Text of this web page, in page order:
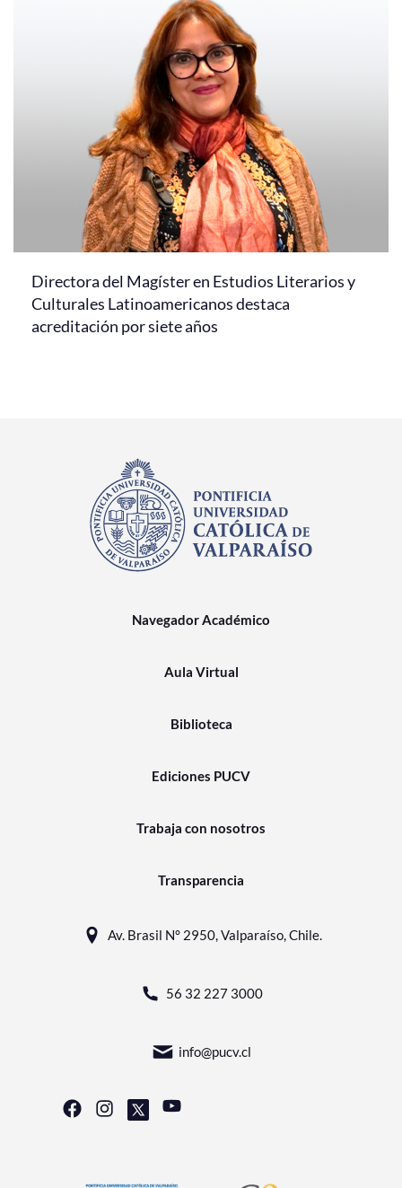
Directora del Magíster en Estudios Literarios y
Culturales Latinoamericanos destaca
acreditación por siete años
Navegador Académico
Aula Virtual
Biblioteca
Ediciones PUCV
Trabaja con nosotros
Transparencia
Av. Brasil N° 2950, Valparaíso, Chile.
56 32 227 3000
info@pucv.cl